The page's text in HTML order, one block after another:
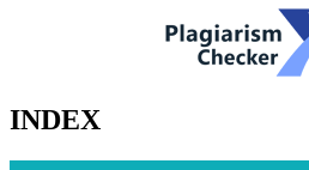
INDEX